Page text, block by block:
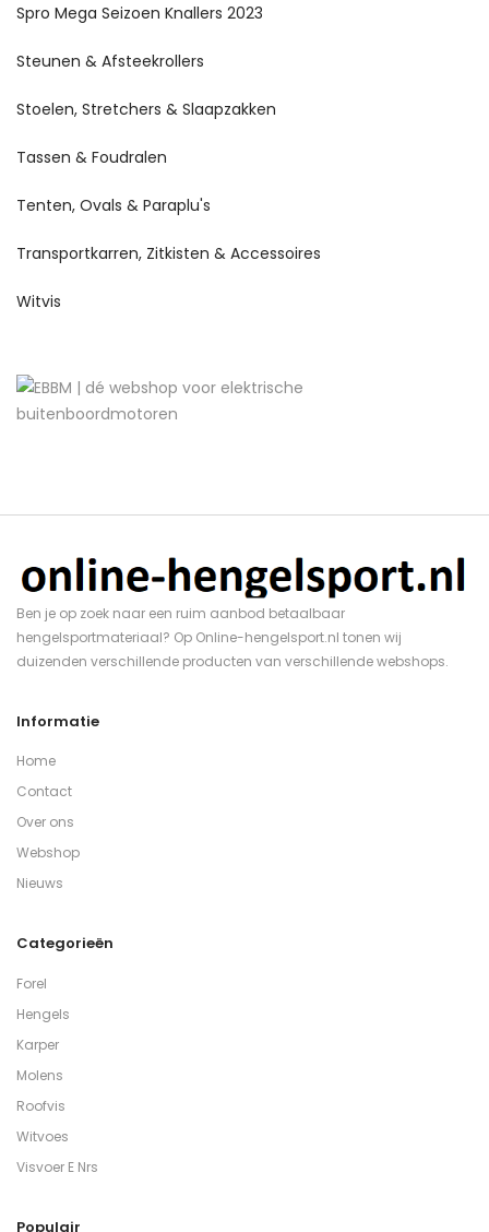
Spro Mega Seizoen Knallers 2023
Steunen & Afsteekrollers
Stoelen, Stretchers & Slaapzakken
Tassen & Foudralen
Tenten, Ovals & Paraplu's
Transportkarren, Zitkisten & Accessoires
Witvis
Ben je op zoek naar een ruim aanbod betaalbaar
hengelsportmateriaal? Op Online-hengelsport.nl tonen wij
duizenden verschillende producten van verschillende webshops.
Informatie
Home
Contact
Over ons
Webshop
Nieuws
Categorieën
Forel
Hengels
Karper
Molens
Roofvis
Witvoes
Visvoer E Nrs
Populair